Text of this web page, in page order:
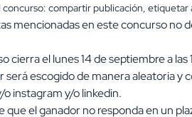
concurso: compartir publicación, etiquetar
mencionadas en este concurso no
cierra el lunes 14 de septiembre a
será escogido de manera aleatoria
o instagram y/o linkedin.
que el ganador no responda en un